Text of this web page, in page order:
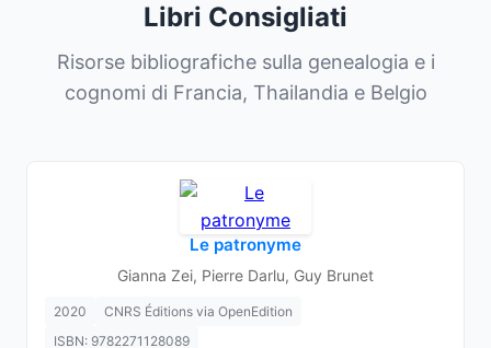
Libri Consigliati
Risorse bibliografiche sulla genealogia e i
cognomi di Francia, Thailandia e Belgio
Le patronyme
Gianna Zei, Pierre Darlu, Guy Brunet
2020
CNRS Éditions via OpenEdition
ISBN: 9782271128089